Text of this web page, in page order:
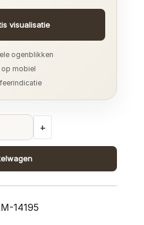
visualisatie
ogenblikken
mobiel
+
14195